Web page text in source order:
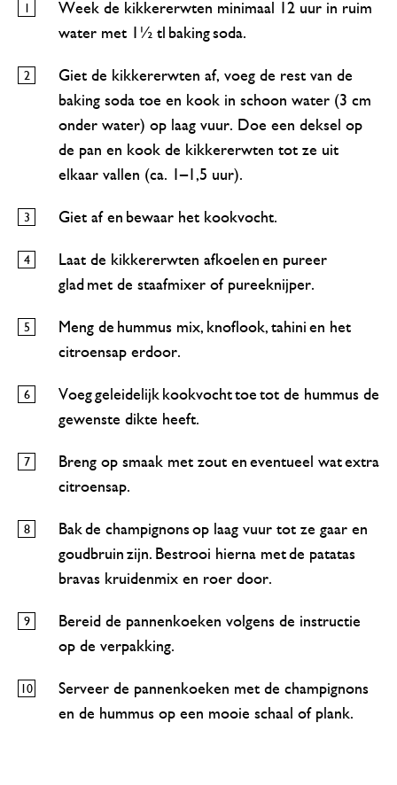
Week de kikkererwten minimaal 12 uur in ruim
water met 1½ tl baking soda.
Giet de kikkererwten af, voeg de rest van de
baking soda toe en kook in schoon water (3 cm
onder water) op laag vuur. Doe een deksel op
de pan en kook de kikkererwten tot ze uit
elkaar vallen (ca. 1–1,5 uur).
Giet af en bewaar het kookvocht.
Laat de kikkererwten afkoelen en pureer
glad met de staafmixer of pureeknijper.
Meng de hummus mix, knoflook, tahini en het
citroensap erdoor.
Voeg geleidelijk kookvocht toe tot de hummus de
gewenste dikte heeft.
Breng op smaak met zout en eventueel wat extra
citroensap.
Bak de champignons op laag vuur tot ze gaar en
goudbruin zijn. Bestrooi hierna met de patatas
bravas kruidenmix en roer door.
Bereid de pannenkoeken volgens de instructie
op de verpakking.
Serveer de pannenkoeken met de champignons
en de hummus op een mooie schaal of plank.